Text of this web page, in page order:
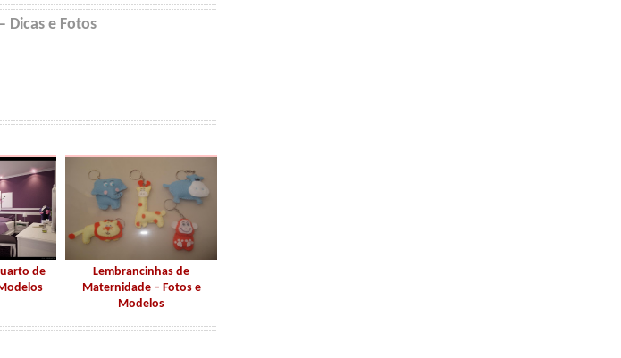
Dicas e Fotos
de
Lembrancinhas de
Maternidade – Fotos e
Modelos